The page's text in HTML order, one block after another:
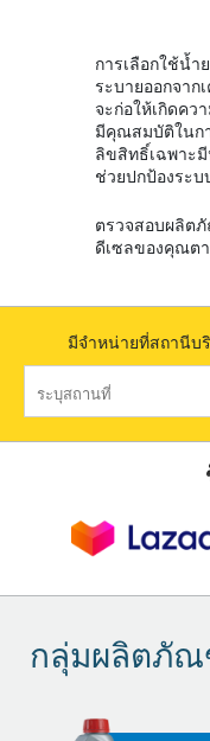
การเลือกใช้น้ำ
ระบายออกจาก
จะก่อให้เกิดคว
มีคุณสมบัติในก
ลิขสิทธิ์เฉพาะ
ช่วยปกป้องระบ
ตรวจสอบผลิต
ดีเซลของคุณต
มีจำหน่ายที่สถานีบ
กลุ่มผลิตภั